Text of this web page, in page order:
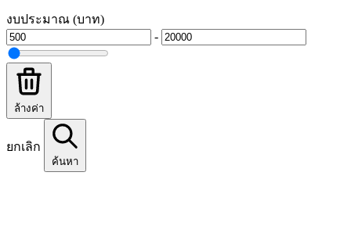
งบประมาณ (บาท)
-
ล้างค่า
ยกเลิก
ค้นหา